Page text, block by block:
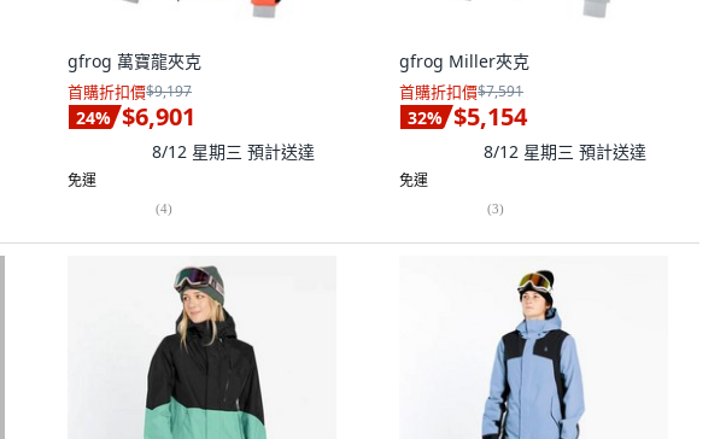
gfrog 萬寶龍夾克
首購折扣價$9,197
24% $6,901
8/12 星期三 預計送達
免運
(4)
gfrog Miller夾克
首購折扣價$7,591
32% $5,154
8/12 星期三 預計送達
免運
(3)